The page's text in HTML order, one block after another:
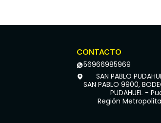
CONTACTO
56966985969
SAN PABLO
SAN PABLO 9900,
PUDAHUEL -
Región